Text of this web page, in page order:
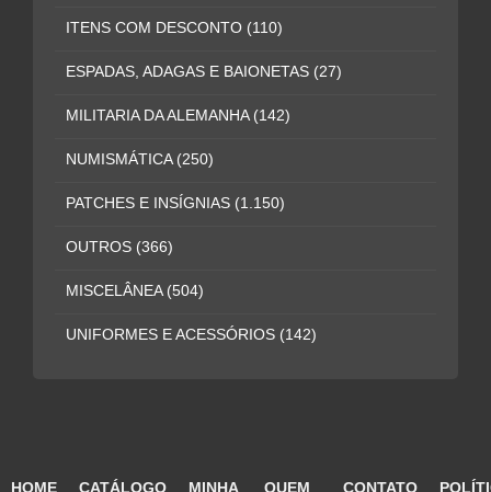
ITENS COM DESCONTO (110)
ESPADAS, ADAGAS E BAIONETAS (27)
MILITARIA DA ALEMANHA (142)
NUMISMÁTICA (250)
PATCHES E INSÍGNIAS (1.150)
OUTROS (366)
MISCELÂNEA (504)
UNIFORMES E ACESSÓRIOS (142)
HOME CATÁLOGO
MINHA
QUEM
CONTATO